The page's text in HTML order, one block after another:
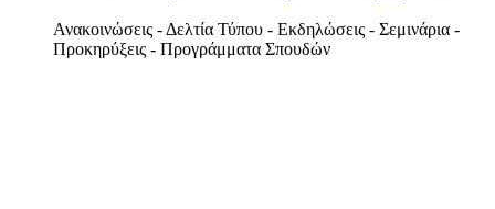
Ανακοινώσεις - Δελτία Τύπου - Εκδηλώσεις - Σεμινάρια -
Προκηρύξεις - Προγράμματα Σπουδών